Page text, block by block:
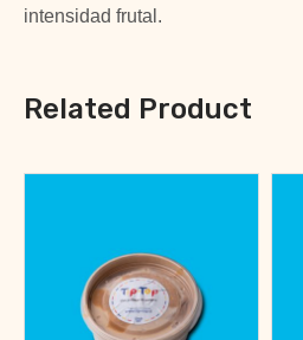
intensidad frutal.
Related Product